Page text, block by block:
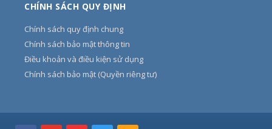
CHÍNH SÁCH QUY ĐỊNH
Chính sách quy định chung
Chính sách bảo mật thông tin
Điều khoản và điều kiện sử dụng
Chính sách bảo mật (Quyền riêng tư)